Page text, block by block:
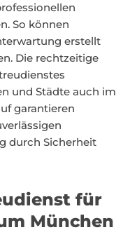
So können
erstellt
Die rechtzeitige
und Städte auch im
garantieren
durch Sicherheit
für
München